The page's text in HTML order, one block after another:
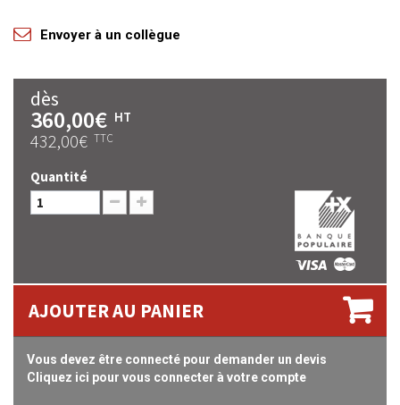
Envoyer à un collègue
dès
360,00€ HT
432,00€ TTC
Quantité
AJOUTER AU PANIER
Vous devez être connecté pour demander un devis
Cliquez ici pour vous connecter à votre compte